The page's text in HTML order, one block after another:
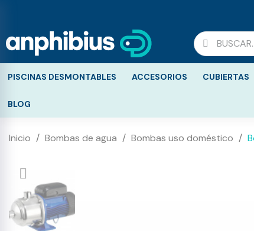
PISCINAS DESMONTABLES ACCESORIOS CUBIERTAS
BLOG
Inicio Bombas de agua Bombas uso doméstico